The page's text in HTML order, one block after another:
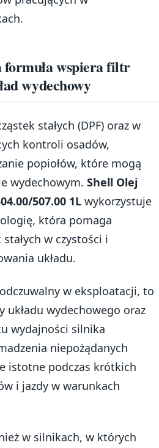
formuła wspiera filtr
wydechowy
stałych (DPF) oraz w
kontroli osadów,
popiołów, które mogą
wydechowym. Shell Olej
507.00 1L wykorzystuje
która pomaga
w czystości i
układu.
w eksploatacji, to
układu wydechowego oraz
wydajności silnika
niepożądanych
istotne podczas krótkich
i jazdy w warunkach
w silnikach, w których